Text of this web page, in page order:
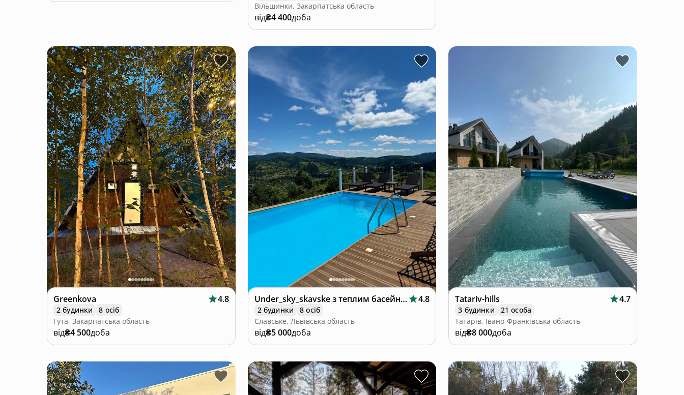
Вільшинки, Закарпатська область
від₴4 400доба
Greenkova 4.8
2 будинки
8 осіб
Гута, Закарпатська область
від₴4 500доба
Under_sky_skavske з теплим басейном,чаном 4.8
2 будинки
8 осіб
Славське, Львівська область
від₴5 000доба
Tatariv-hills 4.7
3 будинки
21 особа
Татарів, Івано-Франківська область
від₴8 000доба